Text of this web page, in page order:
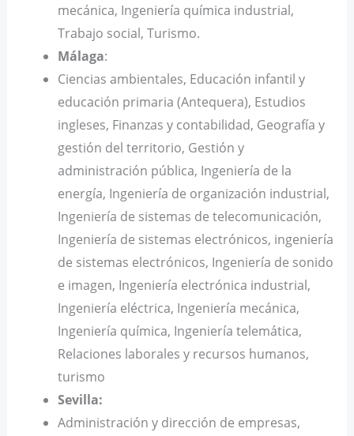
mecánica, Ingeniería química industrial,
Trabajo social, Turismo.
Málaga:
Ciencias ambientales, Educación infantil y
educación primaria (Antequera), Estudios
ingleses, Finanzas y contabilidad, Geografía y
gestión del territorio, Gestión y
administración pública, Ingeniería de la
energía, Ingeniería de organización industrial,
Ingeniería de sistemas de telecomunicación,
Ingeniería de sistemas electrónicos, ingeniería
de sistemas electrónicos, Ingeniería de sonido
e imagen, Ingeniería electrónica industrial,
Ingeniería eléctrica, Ingeniería mecánica,
Ingeniería química, Ingeniería telemática,
Relaciones laborales y recursos humanos,
turismo
Sevilla:
Administración y dirección de empresas,